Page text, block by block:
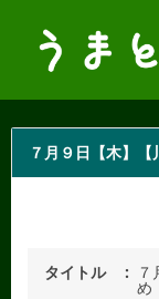
７月９日【木】
タイトル
め